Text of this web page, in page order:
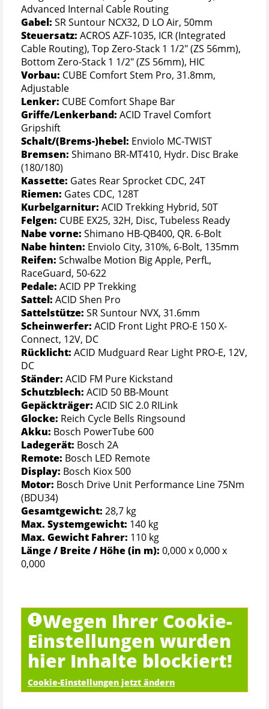
Advanced Internal Cable Routing
Gabel: SR Suntour NCX32, D LO Air, 50mm
Steuersatz: ACROS AZF-1035, ICR (Integrated
Cable Routing), Top Zero-Stack 1 1/2" (ZS 56mm),
Bottom Zero-Stack 1 1/2" (ZS 56mm), HIC
Vorbau: CUBE Comfort Stem Pro, 31.8mm,
Adjustable
Lenker: CUBE Comfort Shape Bar
Griffe/Lenkerband: ACID Travel Comfort
Gripshift
Schalt/(Brems-)hebel: Enviolo MC-TWIST
Bremsen: Shimano BR-MT410, Hydr. Disc Brake
(180/180)
Kassette: Gates Rear Sprocket CDC, 24T
Riemen: Gates CDC, 128T
Kurbelgarnitur: ACID Trekking Hybrid, 50T
Felgen: CUBE EX25, 32H, Disc, Tubeless Ready
Nabe vorne: Shimano HB-QB400, QR. 6-Bolt
Nabe hinten: Enviolo City, 310%, 6-Bolt, 135mm
Reifen: Schwalbe Motion Big Apple, PerfL,
RaceGuard, 50-622
Pedale: ACID PP Trekking
Sattel: ACID Shen Pro
Sattelstütze: SR Suntour NVX, 31.6mm
Scheinwerfer: ACID Front Light PRO-E 150 X-
Connect, 12V, DC
Rücklicht: ACID Mudguard Rear Light PRO-E, 12V,
DC
Ständer: ACID FM Pure Kickstand
Schutzblech: ACID 50 BB-Mount
Gepäckträger: ACID SIC 2.0 RILink
Glocke: Reich Cycle Bells Ringsound
Akku: Bosch PowerTube 600
Ladegerät: Bosch 2A
Remote: Bosch LED Remote
Display: Bosch Kiox 500
Motor: Bosch Drive Unit Performance Line 75Nm
(BDU34)
Gesamtgewicht: 28,7 kg
Max. Systemgewicht: 140 kg
Max. Gewicht Fahrer: 110 kg
Länge / Breite / Höhe (in m): 0,000 x 0,000 x
0,000
Wegen Ihrer Cookie-
Einstellungen wurden
hier Inhalte blockiert!
Cookie-Einstellungen jetzt ändern